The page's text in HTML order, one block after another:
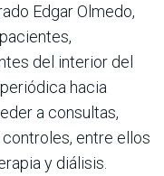
Edgar Olmedo,
del interior del
hacia
a consultas,
entre ellos
y diálisis.